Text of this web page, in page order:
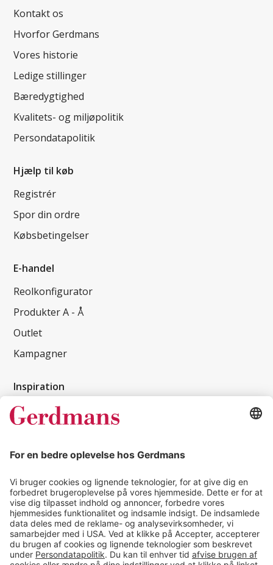
Kontakt os
Hvorfor Gerdmans
Vores historie
Ledige stillinger
Bæredygtighed
Kvalitets- og miljøpolitik
Persondatapolitik
Hjælp til køb
Registrér
Spor din ordre
Købsbetingelser
E-handel
Reolkonfigurator
Produkter A - Å
Outlet
Kampagner
Inspiration
Kundereferencer
Tips & guides
Kontakt
salg@gerdmans.dk
49 18 07 07
Salgsafdeling åbningstider